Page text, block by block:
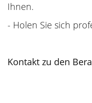
Ihnen.
- Holen Sie sich
Kontakt zu den